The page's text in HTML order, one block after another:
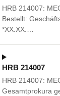
HRB 214007:
Bestellt:
*XX.XX.…
HRB 214007
HRB 214007:
Gesamtprokura